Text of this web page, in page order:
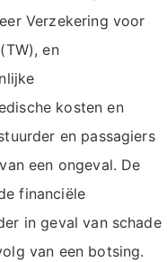
Verzekering voor
en
kosten en
en passagiers
een ongeval. De
financiële
in geval van schade
van een botsing.